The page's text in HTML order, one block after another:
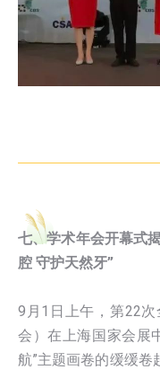
七、学术年会开幕式
腔 守护天然牙”
9月1日上午，第22
会）在上海国家会展
航”主题画卷的缓缓卷